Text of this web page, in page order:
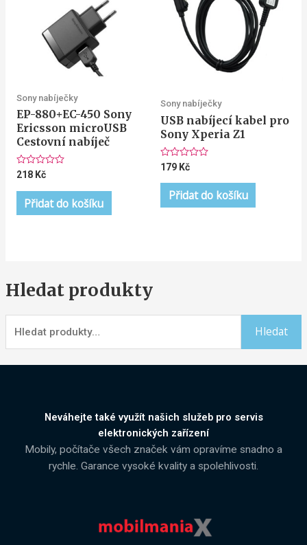
Hledat produkty
Hledat
Sony nabíječky
EP-880+EC-450 Sony
Ericsson microUSB
Cestovní nabíječ
Hodnocení
z
218 Kč
Přidat do košíku
Sony nabíječky
USB nabíjecí kabel pro
Sony Xperia Z1
Hodnocení
z
179 Kč
Přidat do košíku
Neváhejte také využít našich služeb pro servis
elektronických zařízení
Mobily, počítače všech značek vám opravíme snadno a
rychle. Garance vysoké kvality a spolehlivosti.